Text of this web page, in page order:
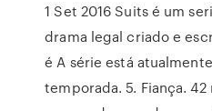
1 Set 2016 Suits é um
drama legal criado e
é A série está
temporada. 5. Fiança.